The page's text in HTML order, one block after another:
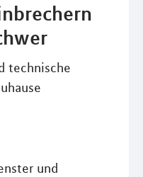
technische
und